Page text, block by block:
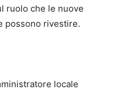
ruolo che le nuove
possono rivestire.
locale